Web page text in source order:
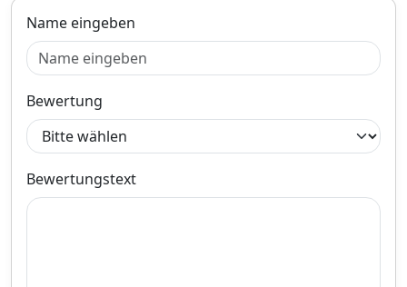
Name eingeben
Bewertung
Bewertungstext